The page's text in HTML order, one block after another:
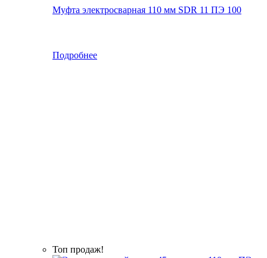
Муфта электросварная 110 мм SDR 11 ПЭ 100
Подробнее
Топ продаж!